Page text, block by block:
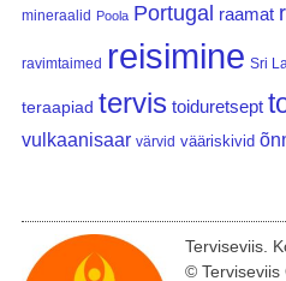
mineraalid Poola Portugal raamat
ravimtaimed reisimine Sri
teraapiad tervis toiduretsept
vulkaanisaar värvid vääriskivid
Terviseviis.
© Terviseviis